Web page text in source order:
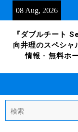
08 Aug, 2026
『ダブルチート
向井理のスペシ
情報 - 無料ホ
for: